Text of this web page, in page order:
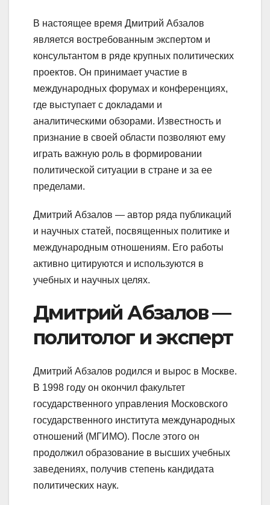
В настоящее время Дмитрий Абзалов
является востребованным экспертом и
консультантом в ряде крупных политических
проектов. Он принимает участие в
международных форумах и конференциях,
где выступает с докладами и
аналитическими обзорами. Известность и
признание в своей области позволяют ему
играть важную роль в формировании
политической ситуации в стране и за ее
пределами.
Дмитрий Абзалов — автор ряда публикаций
и научных статей, посвященных политике и
международным отношениям. Его работы
активно цитируются и используются в
учебных и научных целях.
Дмитрий Абзалов —
политолог и эксперт
Дмитрий Абзалов родился и вырос в Москве.
В 1998 году он окончил факультет
государственного управления Московского
государственного института международных
отношений (МГИМО). После этого он
продолжил образование в высших учебных
заведениях, получив степень кандидата
политических наук.